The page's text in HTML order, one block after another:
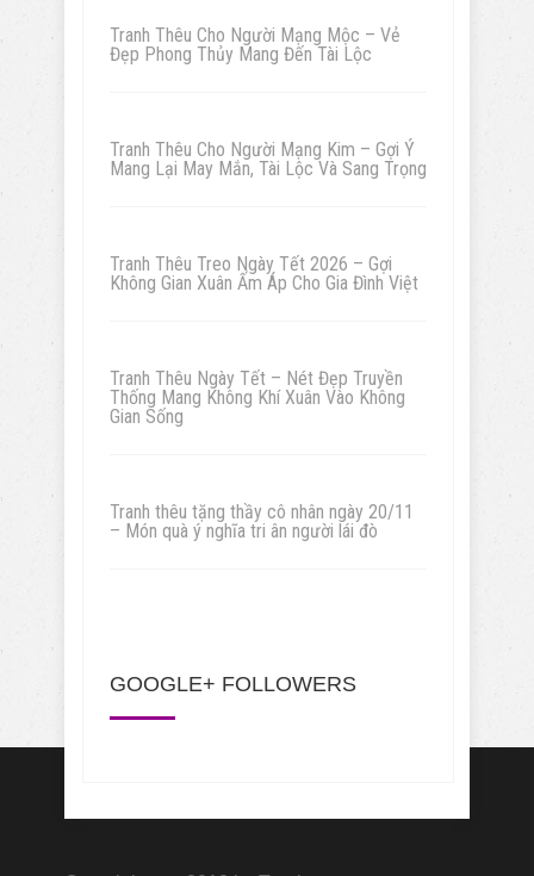
Tranh Thêu Cho Người Mạng Mộc – Vẻ
Đẹp Phong Thủy Mang Đến Tài Lộc
Tranh Thêu Cho Người Mạng Kim – Gợi Ý
Mang Lại May Mắn, Tài Lộc Và Sang Trọng
Tranh Thêu Treo Ngày Tết 2026 – Gợi
Không Gian Xuân Ấm Áp Cho Gia Đình Việt
Tranh Thêu Ngày Tết – Nét Đẹp Truyền
Thống Mang Không Khí Xuân Vào Không
Gian Sống
Tranh thêu tặng thầy cô nhân ngày 20/11
– Món quà ý nghĩa tri ân người lái đò
GOOGLE+ FOLLOWERS